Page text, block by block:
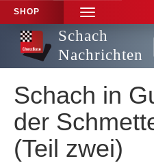
SHOP
TOGGLE
NAVIGATION
Schach
Nachrichten
Schach in
der
(Teil zwei)